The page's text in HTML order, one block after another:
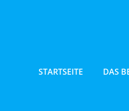
STARTSEITE DAS